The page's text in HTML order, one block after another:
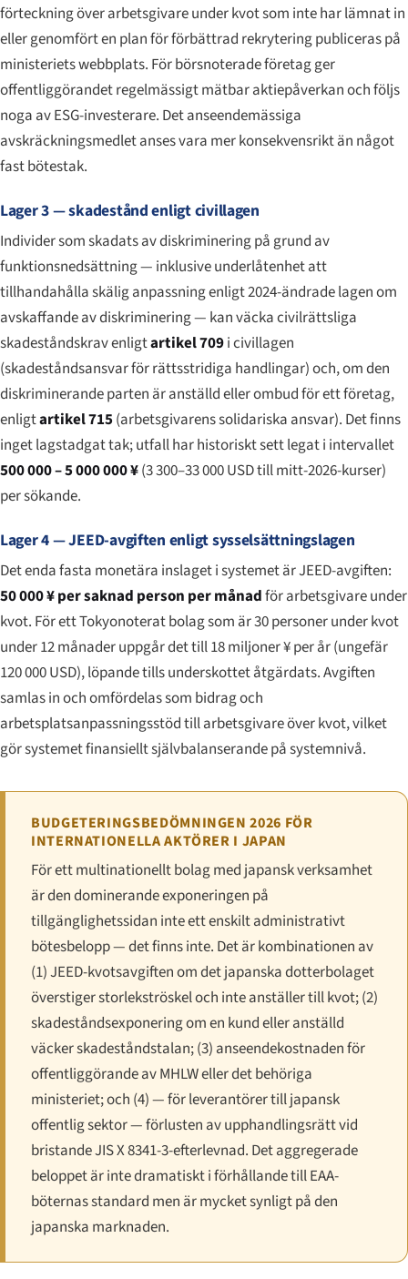
förteckning över arbetsgivare under kvot som inte har lämnat in
eller genomfört en plan för förbättrad rekrytering publiceras på
ministeriets webbplats. För börsnoterade företag ger
offentliggörandet regelmässigt mätbar aktiepåverkan och följs
noga av ESG-investerare. Det anseendemässiga
avskräckningsmedlet anses vara mer konsekvensrikt än något
fast bötestak.
Lager 3 — skadestånd enligt civillagen
Individer som skadats av diskriminering på grund av
funktionsnedsättning — inklusive underlåtenhet att
tillhandahålla skälig anpassning enligt 2024-ändrade lagen om
avskaffande av diskriminering — kan väcka civilrättsliga
skadeståndskrav enligtartikel 709i civillagen
(skadeståndsansvar för rättsstridiga handlingar) och, om den
diskriminerande parten är anställd eller ombud för ett företag,
enligtartikel 715(arbetsgivarens solidariska ansvar). Det finns
inget lagstadgat tak; utfall har historiskt sett legat i intervallet
500 000 – 5 000 000 ¥(3 300–33 000 USD till mitt-2026-kurser)
per sökande.
Lager 4 — JEED-avgiften enligt sysselsättningslagen
Det enda fasta monetära inslaget i systemet är JEED-avgiften:
50 000 ¥ per saknad person per månadför arbetsgivare under
kvot. För ett Tokyonoterat bolag som är 30 personer under kvot
under 12 månader uppgår det till 18 miljoner ¥ per år (ungefär
120 000 USD), löpande tills underskottet åtgärdats. Avgiften
samlas in och omfördelas som bidrag och
arbetsplatsanpassningsstöd till arbetsgivare över kvot, vilket
gör systemet finansiellt självbalanserande på systemnivå.
BUDGETERINGSBEDÖMNINGEN 2026 FÖR
INTERNATIONELLA AKTÖRER I JAPAN
För ett multinationellt bolag med japansk verksamhet
är den dominerande exponeringen på
tillgänglighetssidan inte ett enskilt administrativt
bötesbelopp — det finns inte. Det ärkombinationen av
(1) JEED-kvotsavgiften om det japanska dotterbolaget
överstiger storlekströskel och inte anställer till kvot; (2)
skadeståndsexponering om en kund eller anställd
väcker skadeståndstalan; (3) anseendekostnaden för
offentliggörande av MHLW eller det behöriga
ministeriet; och (4) — för leverantörer till japansk
offentlig sektor — förlusten av upphandlingsrätt vid
bristande JIS X 8341-3-efterlevnad. Det aggregerade
beloppet är inte dramatiskt i förhållande till EAA-
böternas standard men är mycket synligt på den
japanska marknaden.